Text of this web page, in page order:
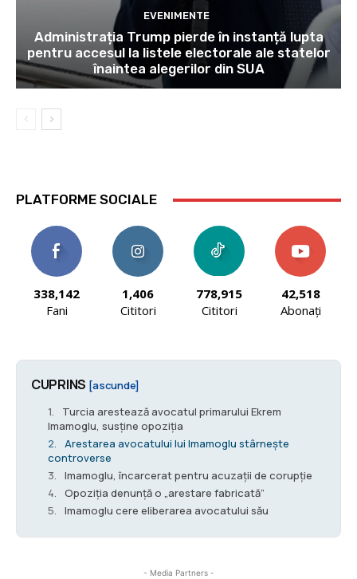
EVENIMENTE
Administrația Trump pierde în instanță lupta
pentru accesul la listele electorale ale statelor
înaintea alegerilor din SUA
PLATFORME SOCIALE
338,142
Fani
1,406
Cititori
778,915
Cititori
42,518
Abonați
CUPRINS [ascunde]
Turcia arestează avocatul primarului Ekrem
Imamoglu, susține opoziția
Arestarea avocatului lui Imamoglu stârnește
controverse
Imamoglu, încarcerat pentru acuzații de corupție
Opoziția denunță o „arestare fabricată”
Imamoglu cere eliberarea avocatului său
- Media Partners -